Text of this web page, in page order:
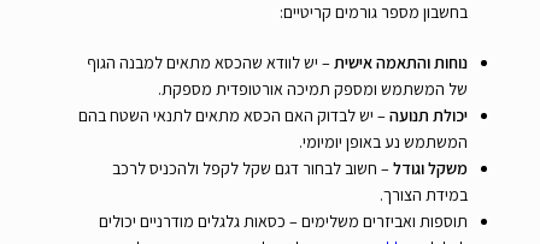
בחשבון מספר גורמים קריטיים:
נוחות והתאמה אישית– יש לוודא שהכסא מתאים למבנה הגוף
של המשתמש ומספק תמיכה אורטופדית מספקת.
יכולת תנועה– יש לבדוק האם הכסא מתאים לתנאי השטח בהם
המשתמש נע באופן יומיומי.
משקל וגודל– חשוב לבחור דגם שקל לקפל ולהכניס לרכב
במידת הצורך.
תוספות ואביזרים משלימים – כסאות גלגלים מודרניים יכולים